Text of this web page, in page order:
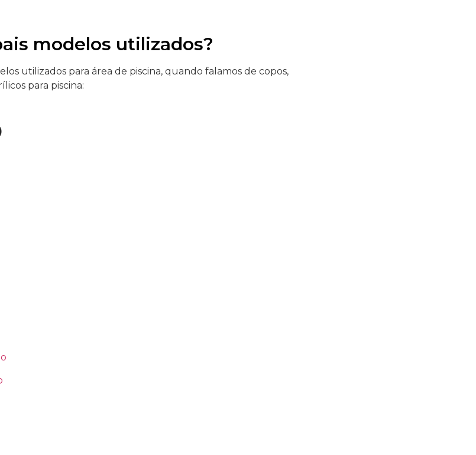
modelos utilizados?
utilizados para área de piscina, quando falamos de copos,
para piscina: